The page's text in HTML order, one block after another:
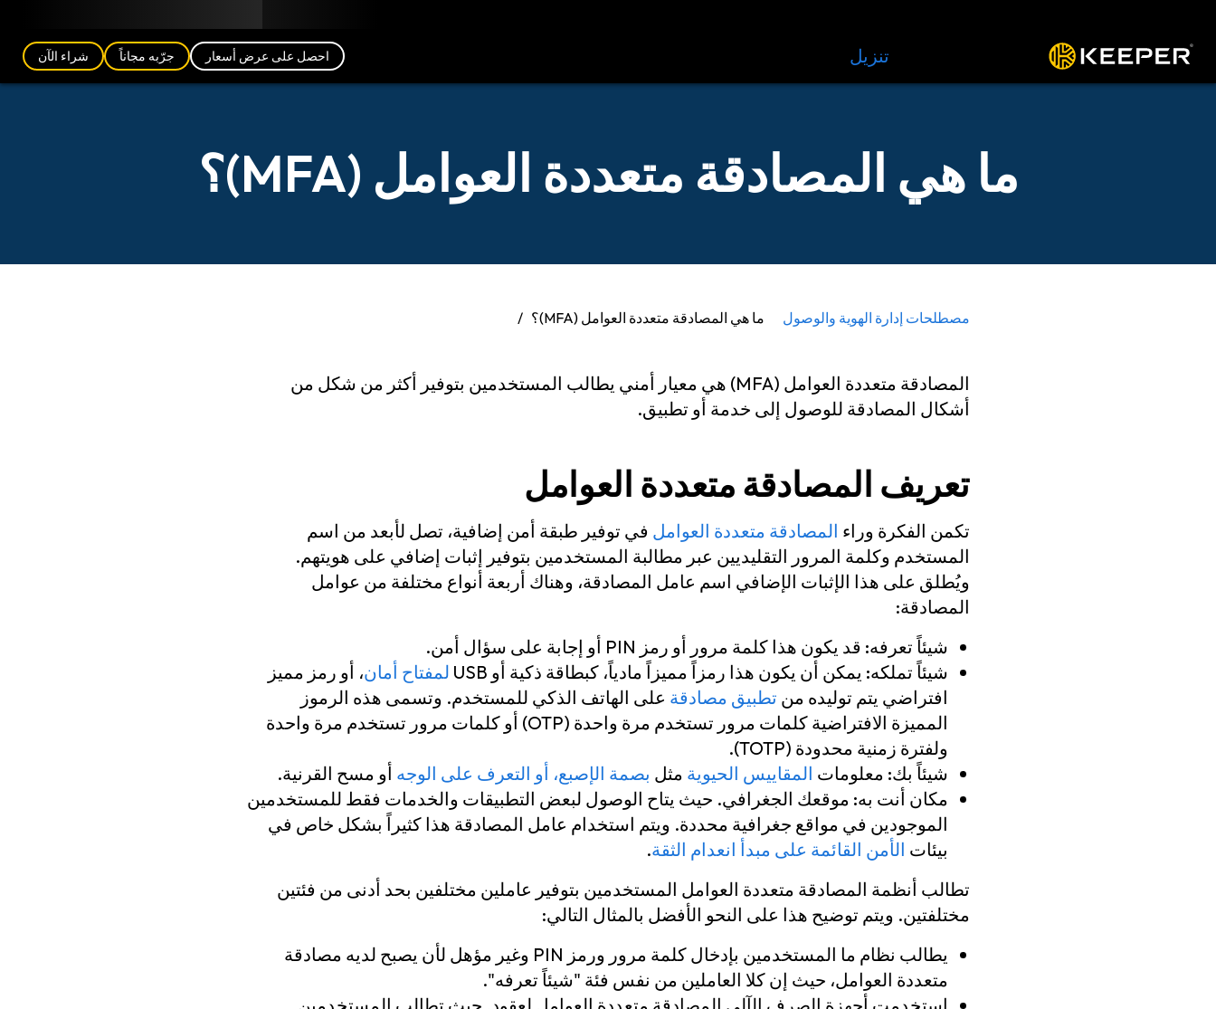
تنزيل احصل على عرض أسعار جرّبه مجاناً شراء الآن
ما هي المصادقة متعددة العوامل (MFA)؟
مصطلحات إدارة الهوية والوصول ما هي المصادقة متعددة العوامل (MFA)؟
المصادقة متعددة العوامل (MFA) هي معيار أمني يطالب المستخدمين بتوفير أكثر من شكل من
أشكال المصادقة للوصول إلى خدمة أو تطبيق.
تعريف المصادقة متعددة العوامل
تكمن الفكرة وراء المصادقة متعددة العوامل في توفير طبقة أمن إضافية، تصل لأبعد من اسم
المستخدم وكلمة المرور التقليديين عبر مطالبة المستخدمين بتوفير إثبات إضافي على هويتهم.
ويُطلق على هذا الإثبات الإضافي اسم عامل المصادقة، وهناك أربعة أنواع مختلفة من عوامل
المصادقة:
شيئاً تعرفه: قد يكون هذا كلمة مرور أو رمز PIN أو إجابة على سؤال أمن.
شيئاً تملكه: يمكن أن يكون هذا رمزاً مميزاً مادياً، كبطاقة ذكية أو USB لمفتاح أمان، أو رمز مميز
افتراضي يتم توليده من تطبيق مصادقة على الهاتف الذكي للمستخدم. وتسمى هذه الرموز
المميزة الافتراضية كلمات مرور تستخدم مرة واحدة (OTP) أو كلمات مرور تستخدم مرة واحدة
ولفترة زمنية محدودة (TOTP).
شيئاً بك: معلومات المقاييس الحيوية مثل بصمة الإصبع، أو التعرف على الوجه أو مسح القرنية.
مكان أنت به: موقعك الجغرافي. حيث يتاح الوصول لبعض التطبيقات والخدمات فقط للمستخدمين
الموجودين في مواقع جغرافية محددة. ويتم استخدام عامل المصادقة هذا كثيراً بشكل خاص في
بيئات الأمن القائمة على مبدأ انعدام الثقة.
تطالب أنظمة المصادقة متعددة العوامل المستخدمين بتوفير عاملين مختلفين بحد أدنى من فئتين
مختلفتين. ويتم توضيح هذا على النحو الأفضل بالمثال التالي:
يطالب نظام ما المستخدمين بإدخال كلمة مرور ورمز PIN وغير مؤهل لأن يصبح لديه مصادقة
متعددة العوامل، حيث إن كلا العاملين من نفس فئة "شيئاً تعرفه".